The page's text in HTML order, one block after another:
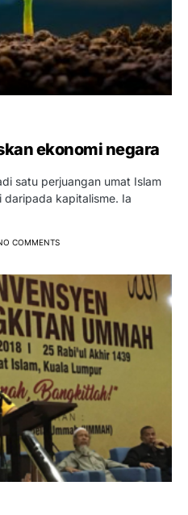
ekonomi negara
satu perjuangan umat Islam
daripada kapitalisme. Ia
COMMENTS